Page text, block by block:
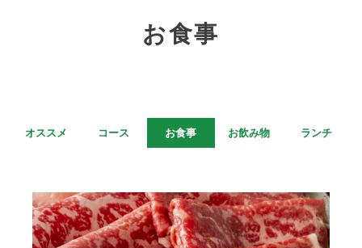
お食事
オススメ コース お食事 お飲み物 ランチ